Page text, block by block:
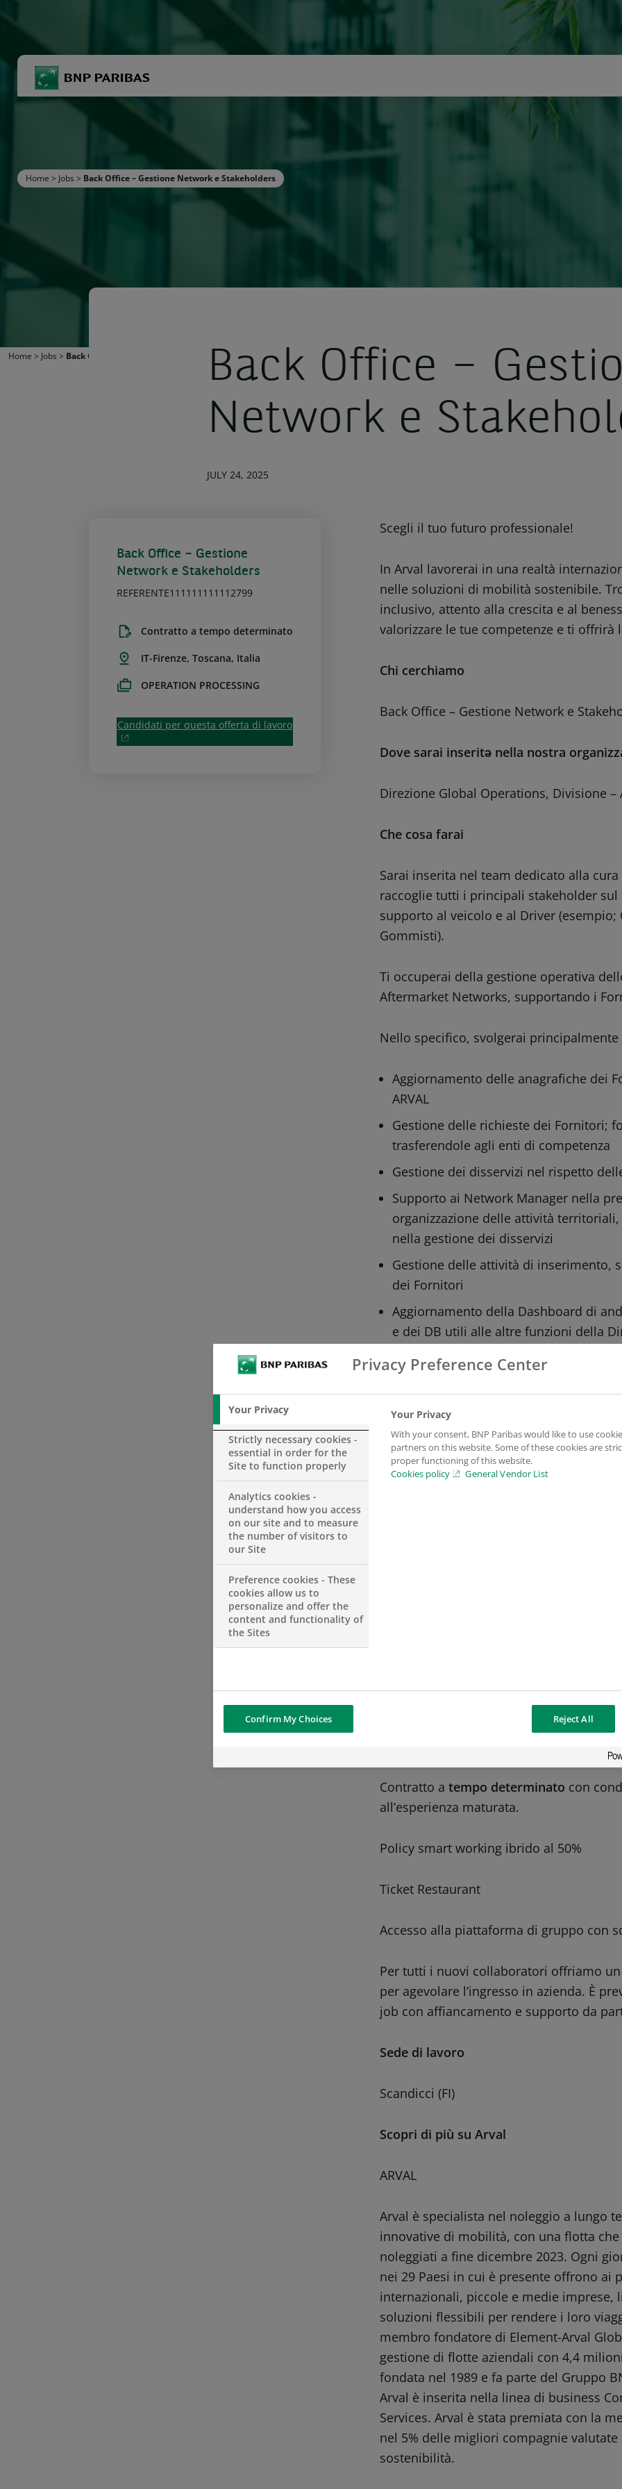
BNP Paribas
Inserisci i termini di ricerca Ricerca
Home > Jobs > Back Office – Gestione Network e Stakeholders
Home > Jobs > Back Office – Gestione Network e StakeholdersBack Office –
Network e
JULY 24, 2025
Back Office – Gestione
Network e Stakeholders
REFERENTE111111111112799
Contratto a tempo determinato
IT-Firenze, Toscana, Italia
OPERATION PROCESSING
Candidati per questa offerta di lavoro
Scegli il tuo futuro professionale!
In Arval lavorerai in una realtà
nelle soluzioni di mobilità sostenibile.
inclusivo, attento alla crescita e al
valorizzare le tue competenze e ti
Chi cerchiamo
Back Office – Gestione Network e
Dove sarai inseritə nella nostra
Direzione Global Operations, Divisione
Che cosa farai
Sarai inserita nel team dedicato alla
raccoglie tutti i principali stakeholder
supporto al veicolo e al Driver (esempio;
Gommisti).
Ti occuperai della gestione operativa
Aftermarket Networks, supportando i
Nello specifico, svolgerai
Aggiornamento delle anagrafiche dei
ARVAL
Gestione delle richieste dei Fornitori;
trasferendole agli enti di competenza
Gestione dei disservizi nel rispetto
Supporto ai Network Manager nella
organizzazione delle attività
nella gestione dei disservizi
Gestione delle attività di inserimento,
dei Fornitori
Aggiornamento della Dashboard di
e dei DB utili alle altre funzioni della
Gestione dell’archivio documentale
Contributo attivo ai processi di
Gestione delle comunicazioni
affiliati e i Fornitori; per tutte le
rete di assistenza e riparativa
Hai maturato un’esperienza di
Predisposizione alle relazioni
Buona conoscenza dei comuni
Buona conoscenza della lingua
Contratto atempo determinato con
all’esperienza maturata.
Policy smart working ibrido al 50%
Ticket Restaurant
Accesso alla piattaforma di gruppo con
Per tutti i nuovi collaboratori offriamo
per agevolare l’ingresso in azienda. È
job con affiancamento e supporto da
Sede di lavoro
Scandicci (FI)
Scopri di più su Arval
ARVAL
Arval è specialista nel noleggio a lungo
innovative di mobilità, con una flotta
noleggiati a fine dicembre 2023. Ogni
nei 29 Paesi in cui è presente offrono ai
internazionali, piccole e medie
soluzioni flessibili per rendere i loro
membro fondatore di Element-Arval
gestione di flotte aziendali con 4,4
fondata nel 1989 e fa parte del Gruppo
Arval è inserita nella linea di business
Services. Arval è stata premiata con la
nel 5% delle migliori compagnie
sostenibilità.
Privacy Preference Center
Your Privacy
Strictly necessary cookies -
essential in order for the
Site to function properly
Analytics cookies -
understand how you access
on our site and to measure
the number of visitors to
our Site
Preference cookies - These
cookies allow us to
personalize and offer the
content and functionality of
the Sites
Your Privacy
With your consent, BNP Paribas would like to use
partners on this website. Some of these cookies are
proper functioning of this website.
Cookies policy
General Vendor List
Confirm My Choices Reject All